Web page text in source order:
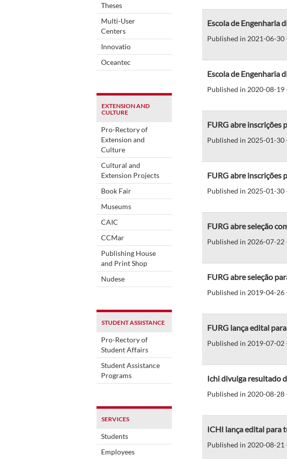
Theses
Multi-User
Centers
Innovatio
Oceantec
EXTENSION AND
CULTURE
Pro-Rectory of
Extension and
Culture
Cultural and
Extension Projects
Book Fair
Museums
CAIC
CCMar
Publishing House
and Print Shop
Nudese
STUDENT ASSISTANCE
Pro-Rectory of
Student Affairs
Student Assistance
Programs
SERVICES
Students
Employees
Escola de Engenharia
Published in 2021-06-
Escola de Engenharia
Published in 2020-08-
FURG abre inscrições
Published in 2025-01-
FURG abre inscrições
Published in 2025-01-
FURG abre seleção
Published in 2026-07-
FURG abre seleção
Published in 2019-04-
FURG lança edital
Published in 2019-07-
Ichi divulga resultado
Published in 2020-08-
ICHI lança edital para
Published in 2020-08-